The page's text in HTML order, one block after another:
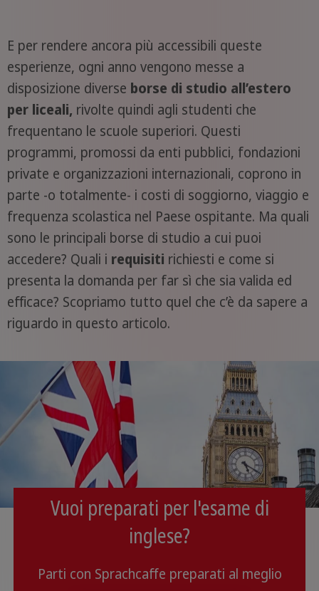
E per rendere ancora più accessibili queste
esperienze, ogni anno vengono messe a
disposizione diverse borse di studio all’estero
per liceali, rivolte quindi agli studenti che
frequentano le scuole superiori. Questi
programmi, promossi da enti pubblici, fondazioni
private e organizzazioni internazionali, coprono in
parte -o totalmente- i costi di soggiorno, viaggio e
frequenza scolastica nel Paese ospitante. Ma quali
sono le principali borse di studio a cui puoi
accedere? Quali i requisiti richiesti e come si
presenta la domanda per far sì che sia valida ed
efficace? Scopriamo tutto quel che c’è da sapere a
riguardo in questo articolo.
Vuoi preparati per l'esame di
inglese?
Parti con Sprachcaffe preparati al meglio